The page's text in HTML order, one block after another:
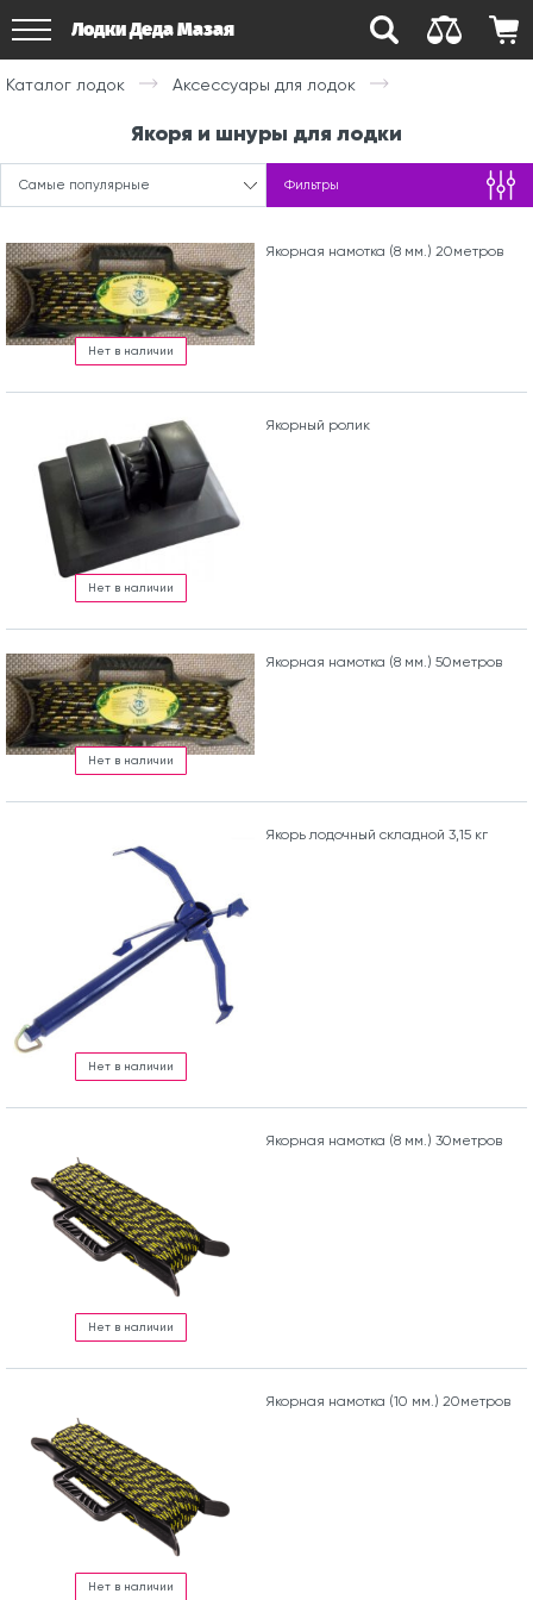
Лодки Деда Мазая
Каталог лодок Аксессуары для лодок
Якоря и шнуры для лодки
Самые популярные Фильтры
Нет в наличии
Якорная намотка (8 мм.) 20метров
Нет в наличии
Якорный ролик
Нет в наличии
Якорная намотка (8 мм.) 50метров
Нет в наличии
Якорь лодочный складной 3,15 кг
Нет в наличии
Якорная намотка (8 мм.) 30метров
Нет в наличии
Якорная намотка (10 мм.) 20метров